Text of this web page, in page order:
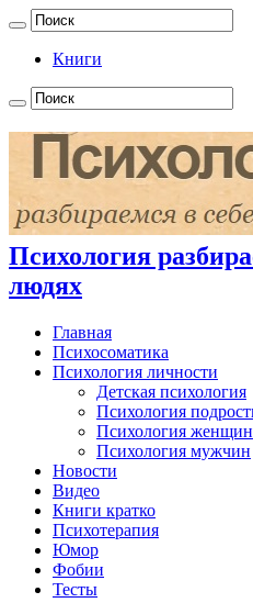
Книги
Психология
людях
Главная
Психосоматика
Психология личности
Детская психология
Психология
Психология женщин
Психология мужчин
Новости
Видео
Книги кратко
Психотерапия
Юмор
Фобии
Тесты